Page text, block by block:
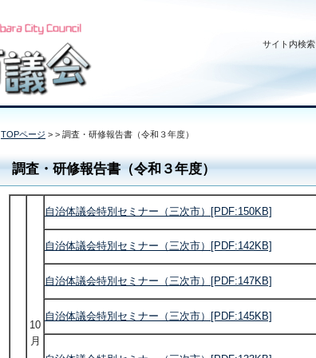
サイト内検索
TOPページ > > 調査・研修報告書（令和３年度）
調査・研修報告書（令和３年度）
10
月
自治体議会特別セミナー（三次市）[PDF:150KB]
自治体議会特別セミナー（三次市）[PDF:142KB]
自治体議会特別セミナー（三次市）[PDF:147KB]
自治体議会特別セミナー（三次市）[PDF:145KB]